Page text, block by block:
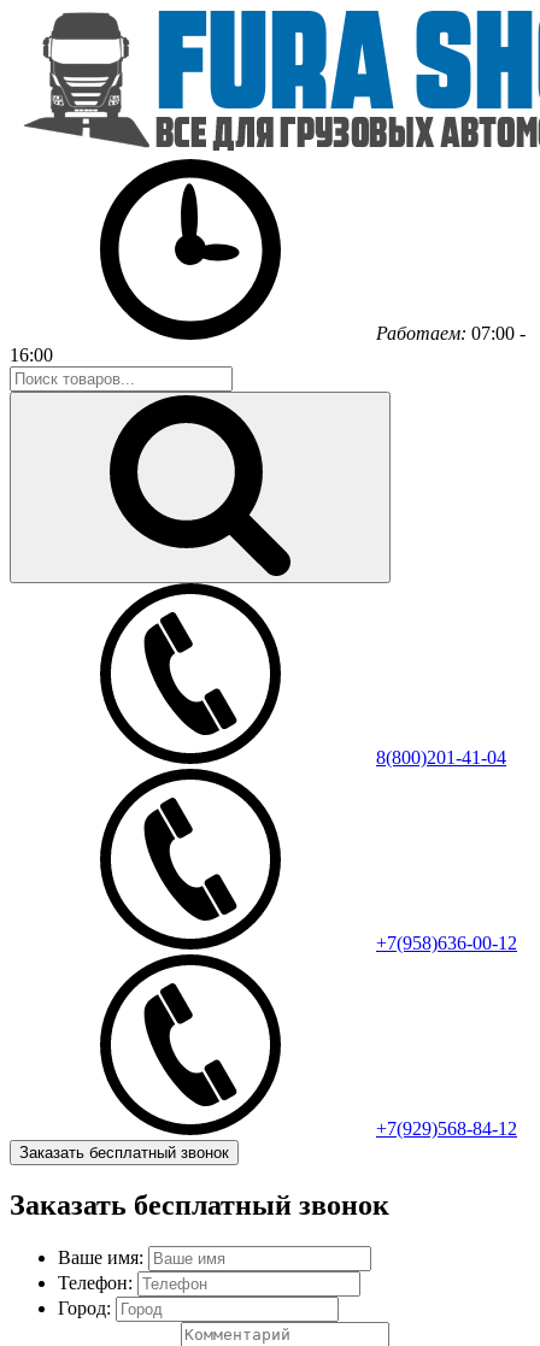
Работаем: 07:00 -
16:00
8(800)201-41-04
+7(958)636-00-12
+7(929)568-84-12
Заказать бесплатный звонок
Заказать бесплатный звонок
Ваше имя:
Телефон:
Город: